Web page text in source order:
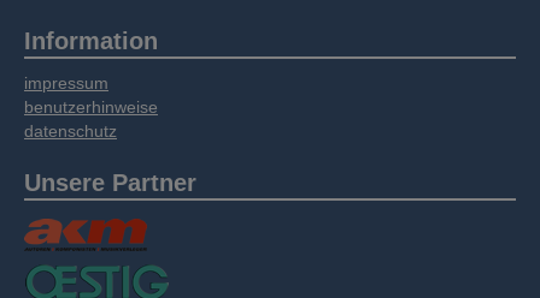
Information
impressum
benutzerhinweise
datenschutz
Unsere Partner